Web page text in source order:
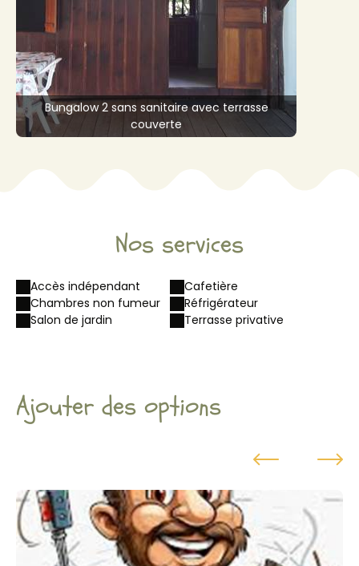
Bungalow 2 sans sanitaire avec terrasse
couverte
Nos services
Accès indépendant
Cafetière
Chambres non fumeur
Réfrigérateur
Salon de jardin
Terrasse privative
Ajouter des options